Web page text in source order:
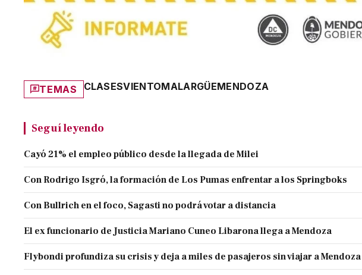
TEMAS CLASESVIENTOMALARGÜEMENDOZA
Seguí leyendo
Cayó 21% el empleo público desde la llegada de Milei
Con Rodrigo Isgró, la formación de Los Pumas enfrentar a los Springboks
Con Bullrich en el foco, Sagasti no podrá votar a distancia
El ex funcionario de Justicia Mariano Cuneo Libarona llega a Mendoza
Flybondi profundiza su crisis y deja a miles de pasajeros sin viajar a Mendoza